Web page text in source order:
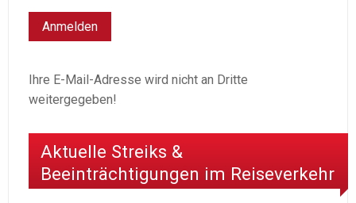
Ihre E-Mail-Adresse wird nicht an Dritte
weitergegeben!
Aktuelle Streiks &
Beeinträchtigungen im Reiseverkehr